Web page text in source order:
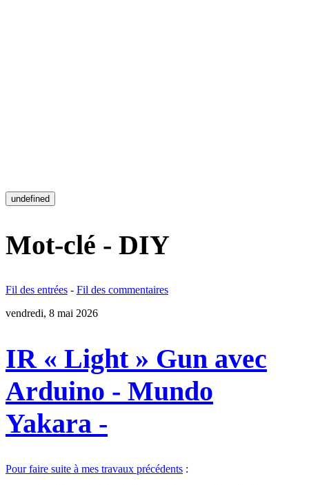
undefined
Mot-clé - DIY
Fil des entrées - Fil des commentaires
vendredi, 8 mai 2026
IR « Light » Gun avec
Arduino - Mundo
Yakara -
Pour faire suite à mes travaux précédents :